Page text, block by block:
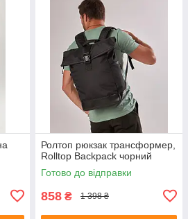
Ролтоп рюкзак трансформер,
Rolltop Backpack чорний
Готово до відправки
858 ₴ 1 398 ₴